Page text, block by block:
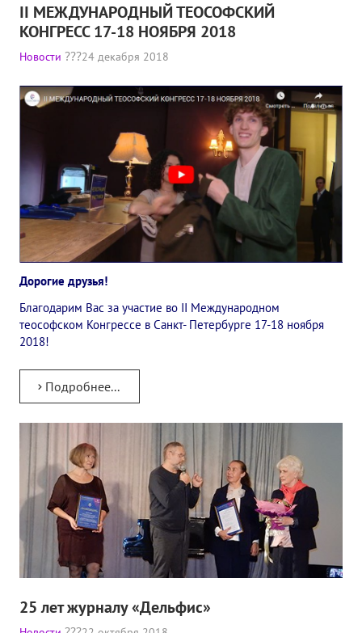
II МЕЖДУНАРОДНЫЙ ТЕОСОФСКИЙ
КОНГРЕСС 17-18 НОЯБРЯ 2018
Новости 24 декабря 2018
Дорогие друзья!
Благодарим Вас за участие во II Международном
теософском Конгрессе в Санкт- Петербурге 17-18 ноября
2018!
Подробнее...
25 лет журналу «Дельфис»